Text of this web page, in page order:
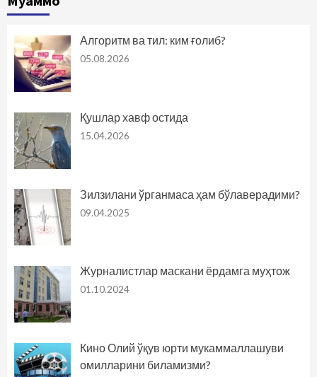
Алгоритм ва тил: ким ғолиб?
05.08.2026
Қушлар хавф остида
15.04.2026
Зилзилани ўрганмаса ҳам бўлаверадими?
09.04.2025
Журналистлар маскани ёрдамга муҳтож
01.10.2024
Кино Олий ўқув юрти мукаммаллашуви
омилларини биламизми?